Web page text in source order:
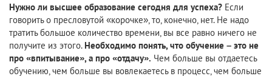
Нужно ли высшее образование сегодня для успеха? Если
говорить о пресловутой «корочке», то, конечно, нет. Не надо
тратить большое количество времени, вы все равно ничего не
получите из этого. Необходимо понять, что обучение – это не
про «впитывание», а про «отдачу». Чем больше вы отдаетесь
обучению, чем больше вы вовлекаетесь в процесс, чем больше